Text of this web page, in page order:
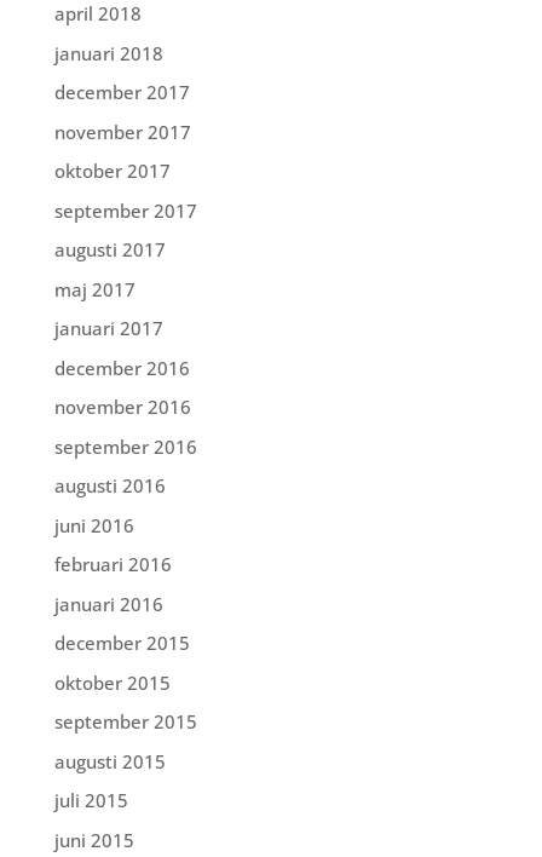
april 2018
januari 2018
december 2017
november 2017
oktober 2017
september 2017
augusti 2017
maj 2017
januari 2017
december 2016
november 2016
september 2016
augusti 2016
juni 2016
februari 2016
januari 2016
december 2015
oktober 2015
september 2015
augusti 2015
juli 2015
juni 2015